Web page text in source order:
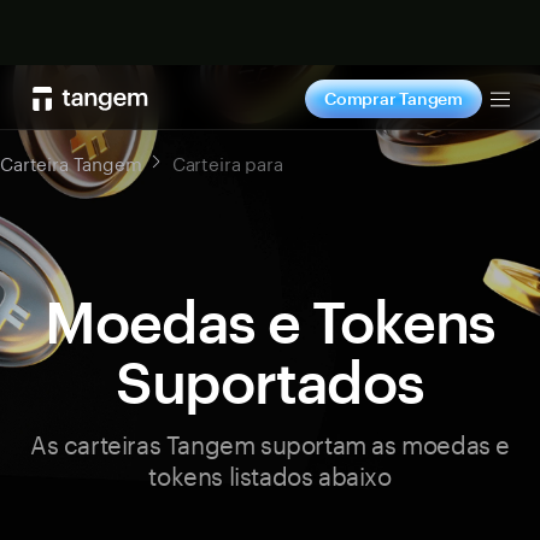
Comprar Tangem
Carteira Tangem Carteira para
Moedas e Tokens
Suportados
As carteiras Tangem suportam as moedas e
tokens listados abaixo